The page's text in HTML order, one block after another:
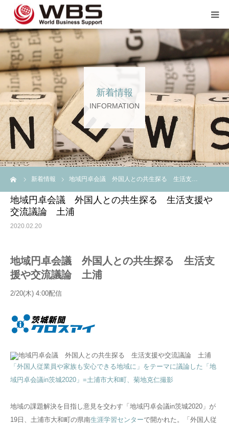
新着情報
INFORMATION
新着情報 地域円卓会議 外国人との共生探る 生活支…
地域円卓会議 外国人との共生探る 生活支援や
交流議論 土浦
2020.02.20
地域円卓会議 外国人との共生探る 生活支
援や交流議論 土浦
2/20(木) 4:00配信
「外国人従業員や家族も安心できる地域に」をテーマに議論した「地
域円卓会議in茨城2020」=土浦市大和町、菊地克仁撮影
地域の課題解決を目指し意見を交わす「地域円卓会議in茨城2020」が
19日、土浦市大和町の県南生涯学習センターで開かれた。「外国人従
JP TOP
企業のご担当者の方へ
スタッフ登録の方へ💖💖
企業案内
言語